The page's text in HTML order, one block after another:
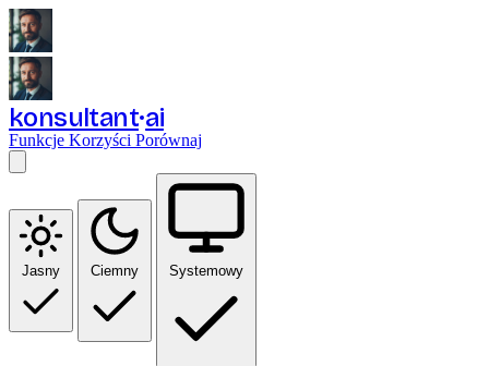
konsultant ai
Funkcje Korzyści Porównaj
Jasny Ciemny Systemowy